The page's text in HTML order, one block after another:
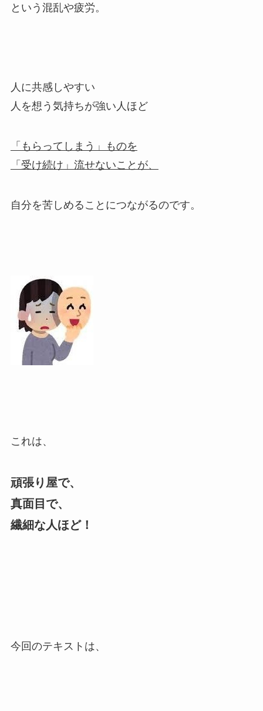
という混乱や疲労。
人に共感しやすい
人を想う気持ちが強い人ほど
「もらってしまう」ものを
「受け続け」流せないことが、
自分を苦しめることにつながるのです。
これは、
頑張り屋で、
真面目で、
繊細な人ほど！
今回のテキストは、